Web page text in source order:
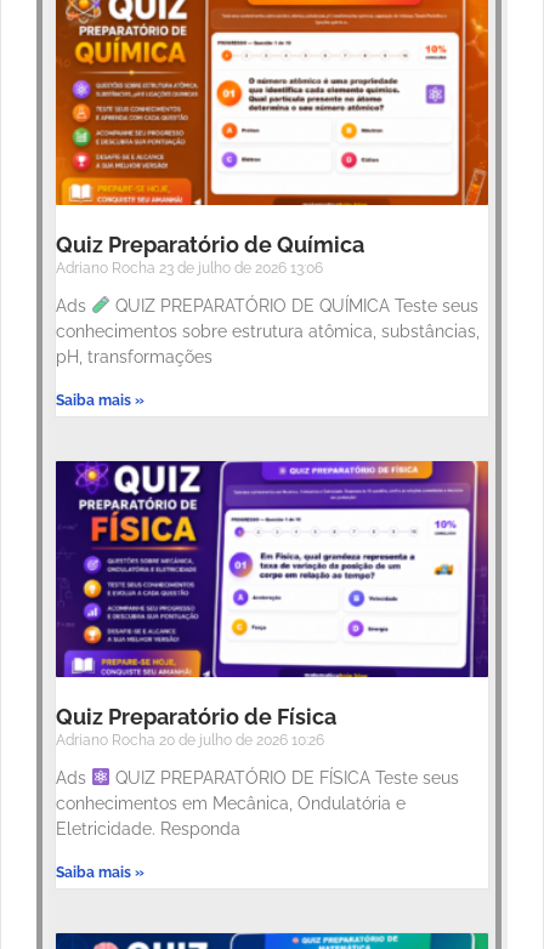
Quiz Preparatório de Química
Adriano Rocha 23 de julho de 2026 13:06
Ads
QUIZ PREPARATÓRIO DE QUÍMICA Teste seus
conhecimentos sobre estrutura atômica, substâncias,
pH, transformações
Saiba mais »
Quiz Preparatório de Física
Adriano Rocha 20 de julho de 2026 10:26
Ads
QUIZ PREPARATÓRIO DE FÍSICA Teste seus
conhecimentos em Mecânica, Ondulatória e
Eletricidade. Responda
Saiba mais »